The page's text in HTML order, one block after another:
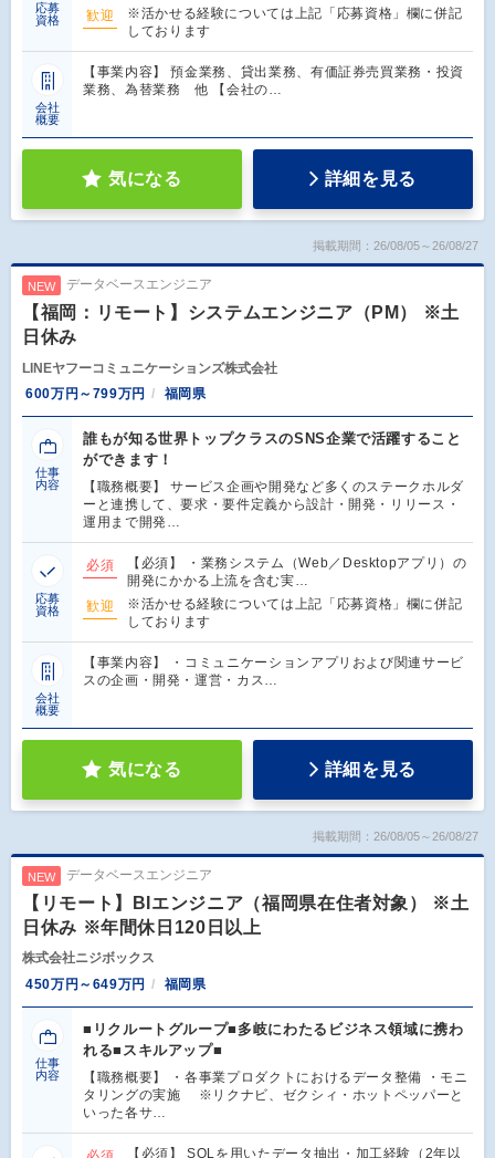
応募
資格
歓迎
※活かせる経験については上記「応募資格」欄に併記
しております
会社
概要
【事業内容】 預金業務、貸出業務、有価証券売買業務・投資
業務、為替業務 他 【会社の…
気になる 詳細を見る
掲載期間：26/08/05～26/08/27
NEW データベースエンジニア
【福岡：リモート】システムエンジニア（PM） ※土
日休み
LINEヤフーコミュニケーションズ株式会社
600万円～799万円
福岡県
仕事
内容
誰もが知る世界トップクラスのSNS企業で活躍すること
ができます！
【職務概要】 サービス企画や開発など多くのステークホルダ
ーと連携して、要求・要件定義から設計・開発・リリース・
運用まで開発…
応募
資格
必須
【必須】 ・業務システム（Web／Desktopアプリ）の
開発にかかる上流を含む実…
歓迎
※活かせる経験については上記「応募資格」欄に併記
しております
会社
概要
【事業内容】 ・コミュニケーションアプリおよび関連サービ
スの企画・開発・運営・カス…
気になる 詳細を見る
掲載期間：26/08/05～26/08/27
NEW データベースエンジニア
【リモート】BIエンジニア（福岡県在住者対象） ※土
日休み ※年間休日120日以上
株式会社ニジボックス
450万円～649万円
福岡県
仕事
内容
■リクルートグループ■多岐にわたるビジネス領域に携わ
れる■スキルアップ■
【職務概要】 ・各事業プロダクトにおけるデータ整備 ・モニ
タリングの実施 ※リクナビ、ゼクシィ・ホットペッパーと
いった各サ…
【必須】 SQLを用いたデータ抽出・加工経験（2年以